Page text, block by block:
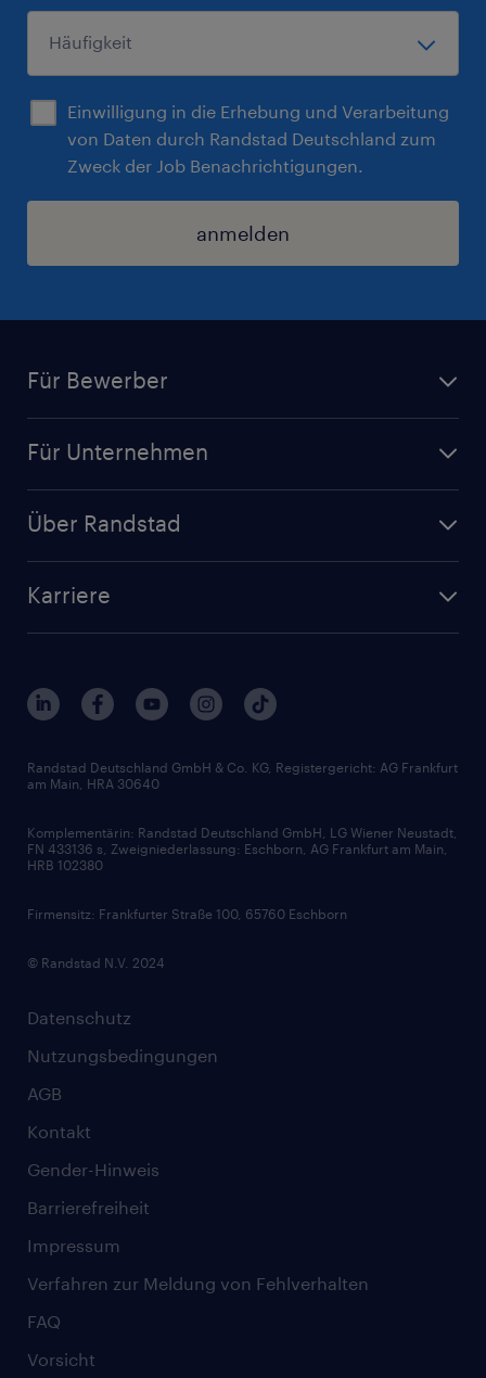
Einwilligung in die Erhebung und Verarbeitung
von Daten durch Randstad Deutschland zum
Zweck der Job Benachrichtigungen.
anmelden
Für Bewerber
Initiativbewerbung
Randstad Akademie
Für Unternehmen
Branchen
Über Randstad
Interne Karriere
FAQ - Bewerber / Kunden
Zertifikate und Auszeichnungen
Karriere
Berufsprofile
Gehaltsthemen
Bewerbungsratgeber
Soft Skills
Skills
Datenschutz
Nutzungsbedingungen
AGB
Kontakt
Gender-Hinweis
Barrierefreiheit
Impressum
Verfahren zur Meldung von Fehlverhalten
FAQ
Vorsicht
Randstad Deutschland GmbH & Co. KG, Registergericht: AG Frankfurt
am Main, HRA 30640
Komplementärin: Randstad Deutschland GmbH, LG Wiener Neustadt,
FN 433136 s, Zweigniederlassung: Eschborn, AG Frankfurt am Main,
HRB 102380
Firmensitz: Frankfurter Straße 100, 65760 Eschborn
© Randstad N.V. 2024